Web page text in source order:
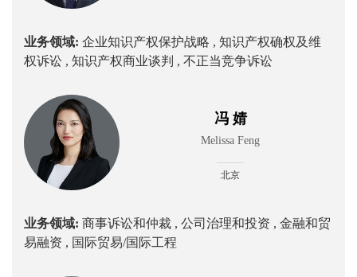
业务领域: 企业知识产权保护战略 , 知识产权确权及维
权诉讼 , 知识产权商业谈判 , 不正当竞争诉讼
冯 婧
Melissa Feng
北京
业务领域: 商事诉讼和仲裁 , 公司治理和投资 , 金融和贸
易融资 , 国际贸易/国际工程